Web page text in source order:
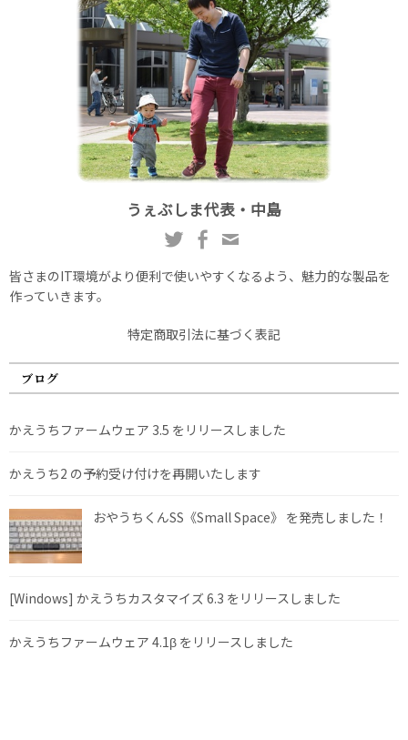
うぇぶしま代表・中島
皆さまのIT環境がより便利で使いやすくなるよう、魅力的な製品を
作っていきます。
特定商取引法に基づく表記
ブログ
かえうちファームウェア 3.5 をリリースしました
かえうち2 の予約受け付けを再開いたします
おやうちくんSS《Small Space》 を発売しました！
[Windows] かえうちカスタマイズ 6.3 をリリースしました
かえうちファームウェア 4.1β をリリースしました